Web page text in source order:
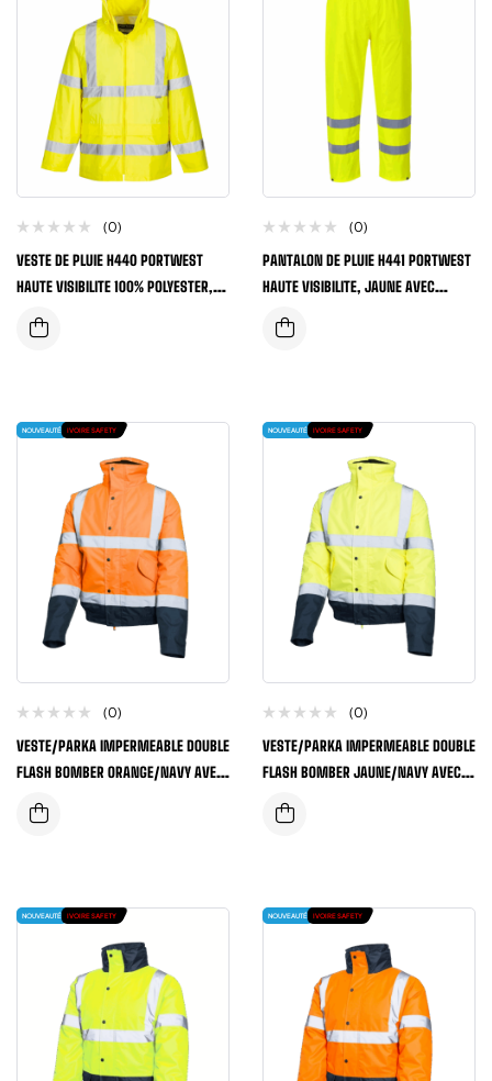
(0)
VESTE DE PLUIE H440 PORTWEST
HAUTE VISIBILITE 100% POLYESTER,
JAUNE AVEC BANDE
(0)
PANTALON DE PLUIE H441 PORTWEST
HAUTE VISIBILITE, JAUNE AVEC
BANDES
NOUVEAUTÉ IVOIRE SAFETY
(0)
VESTE/PARKA IMPERMEABLE DOUBLE
FLASH BOMBER ORANGE/NAVY AVEC
BANDES REFLECHISSANTES
NOUVEAUTÉ IVOIRE SAFETY
(0)
VESTE/PARKA IMPERMEABLE DOUBLE
FLASH BOMBER JAUNE/NAVY AVEC
BANDES REFLECHISSANTES
NOUVEAUTÉ IVOIRE SAFETY NOUVEAUTÉ IVOIRE SAFETY